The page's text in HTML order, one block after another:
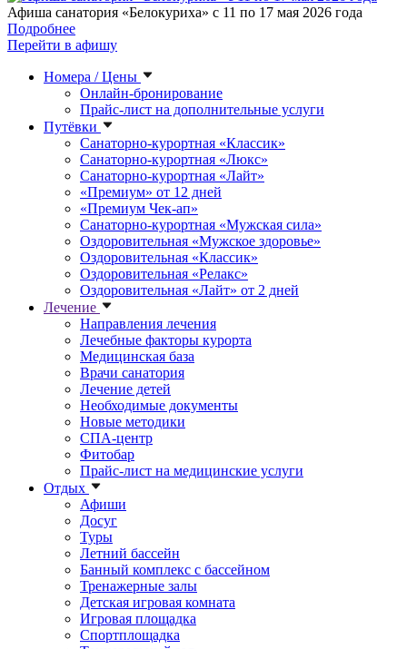
Афиша санатория «Белокуриха» с 11 по 17 мая 2026 года
Подробнее
Перейти в афишу
Номера / Цены
Онлайн-бронирование
Прайс-лист на дополнительные услуги
Путёвки
Санаторно-курортная «Классик»
Санаторно-курортная «Люкс»
Санаторно-курортная «Лайт»
«Премиум» от 12 дней
«Премиум Чек-ап»
Санаторно-курортная «Мужская сила»
Оздоровительная «Мужское здоровье»
Оздоровительная «Классик»
Оздоровительная «Релакс»
Оздоровительная «Лайт» от 2 дней
Лечение
Направления лечения
Лечебные факторы курорта
Медицинская база
Врачи санатория
Лечение детей
Необходимые документы
Новые методики
СПА-центр
Фитобар
Прайс-лист на медицинские услуги
Отдых
Афиши
Досуг
Туры
Летний бассейн
Банный комплекс с бассейном
Тренажерные залы
Детская игровая комната
Игровая площадка
Спортплощадка